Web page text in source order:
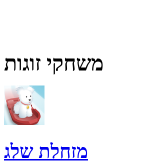
משחקי זוגות
מזחלת שלג